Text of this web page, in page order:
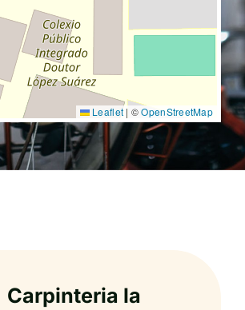
Leaflet | ©OpenStreetMap
Carpinteria la